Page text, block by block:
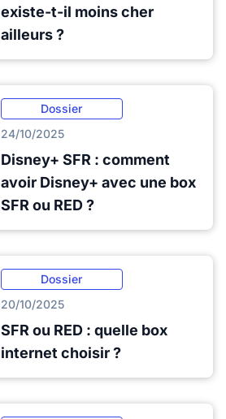
existe-t-il moins cher
ailleurs ?
Dossier
24/10/2025
Disney+ SFR : comment
avoir Disney+ avec une box
SFR ou RED ?
Dossier
20/10/2025
SFR ou RED : quelle box
internet choisir ?